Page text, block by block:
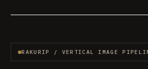
RAKURIP / VERTICAL IMAGE